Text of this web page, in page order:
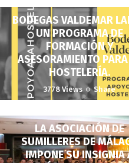
BODEGAS VALDEMAR
UN PROGRAMA DE
FORMACIÓN Y
ASESORAMIENTO
HOSTELERÍA.
3778 Views Share
LA ASOCIACIÓN DE
SUMILLERES DE
IMPONE SU INSIGNIA